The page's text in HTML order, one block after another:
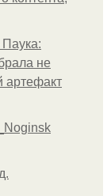
не
артефакт